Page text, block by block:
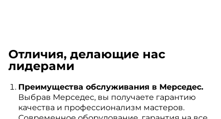
Отличия, делающие нас
лидерами
Преимущества обслуживания в Мерседес.
Выбрав Мерседес, вы получаете гарантию
качества и профессионализм мастеров.